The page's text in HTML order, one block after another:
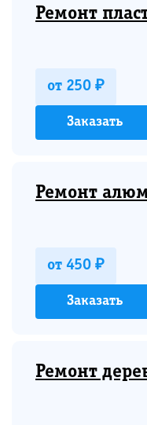
Ремонт
от 250 ₽
Заказать
Ремонт
от 450 ₽
Заказать
Ремонт